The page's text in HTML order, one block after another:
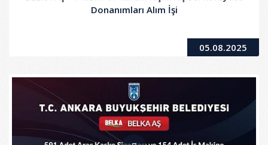
Donanımları Alım İşi
05.08.2025